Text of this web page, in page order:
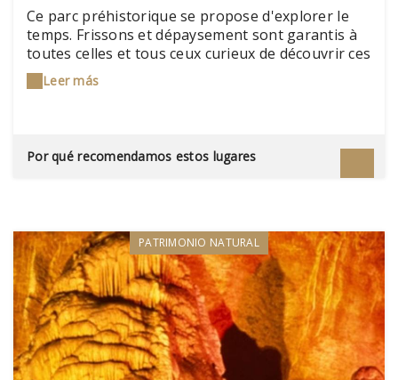
Ce parc préhistorique se propose d'explorer le
temps. Frissons et dépaysement sont garantis à
toutes celles et tous ceux curieux de découvrir ces
fantastiques créatures qui ont régné sur la
planète durant plus de 160 millions d'années : les
Leer más
Por qué recomendamos estos lugares
PATRIMONIO NATURAL